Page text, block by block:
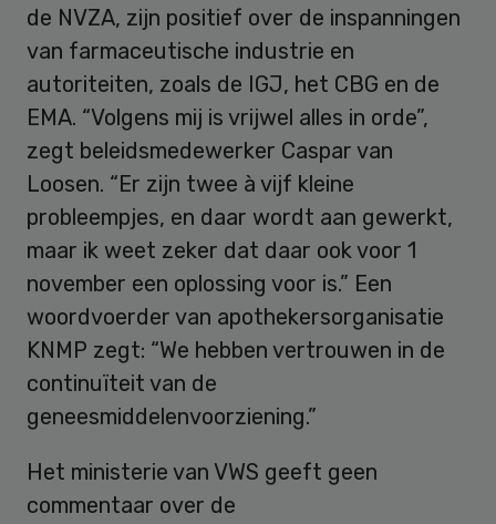
de NVZA, zijn positief over de inspanningen
van farmaceutische industrie en
autoriteiten, zoals de IGJ, het CBG en de
EMA. “Volgens mij is vrijwel alles in orde”,
zegt beleidsmedewerker Caspar van
Loosen. “Er zijn twee à vijf kleine
probleempjes, en daar wordt aan gewerkt,
maar ik weet zeker dat daar ook voor 1
november een oplossing voor is.” Een
woordvoerder van apothekersorganisatie
KNMP zegt: “We hebben vertrouwen in de
continuïteit van de
geneesmiddelenvoorziening.”
Het ministerie van VWS geeft geen
commentaar over de